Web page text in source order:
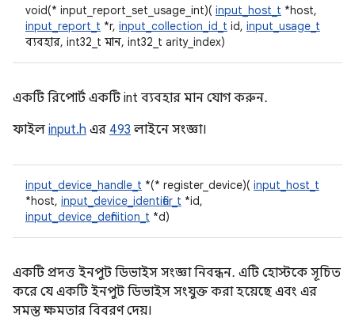
void(* input_report_set_usage_int)( input_host_t *host,
input_report_t *r, input_collection_id_t id, input_usage_t
ব্যবহার, int32_t মান, int32_t arity_index)
একটি রিপোর্ট একটি int ব্যবহার মান যোগ করুন.
ফাইল input.h এর 493 লাইনে সংজ্ঞা।
input_device_handle_t *(* register_device)( input_host_t
*host, input_device_identifier_t *id,
input_device_definition_t *d)
একটি প্রদত্ত ইনপুট ডিভাইস সংজ্ঞা নিবন্ধন. এটি হোস্টকে সূচিত
করে যে একটি ইনপুট ডিভাইস সংযুক্ত করা হয়েছে এবং এর
সমস্ত ক্ষমতার বিবরণ দেয়।